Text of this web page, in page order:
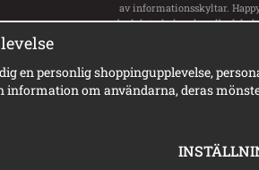
av informationsskyltar.
badplatsskyltar,
en personlig shoppingupplevelse,
om användarna, deras